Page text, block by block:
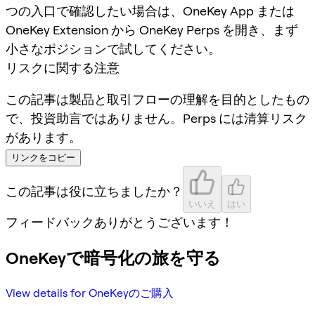
つの入口で確認したい場合は、OneKey App または
OneKey Extension から OneKey Perps を開き、まず
小さなポジションで試してください。
リスクに関する注意
この記事は製品と取引フローの理解を目的としたもの
で、投資助言ではありません。Perps には清算リスク
があります。
リンクをコピー
この記事は役に立ちましたか？
いいえ はい
フィードバックありがとうございます！
OneKeyで暗号化の旅を守る
View details for OneKeyのご購入